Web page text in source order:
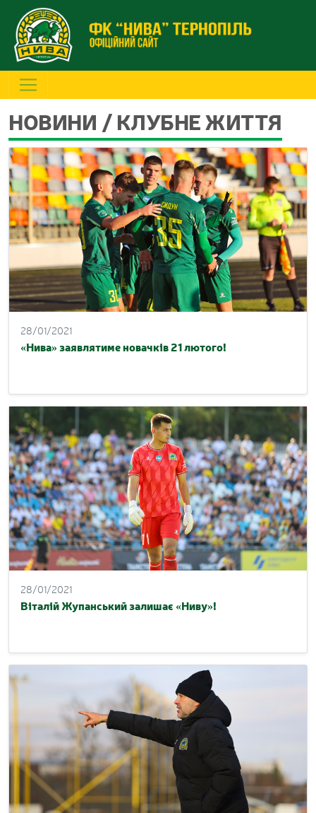
НОВИНИ / КЛУБНЕ ЖИТТЯ
28/01/2021
«Нива» заявлятиме новачків 21 лютого!
28/01/2021
Віталій Жупанський залишає «Ниву»!